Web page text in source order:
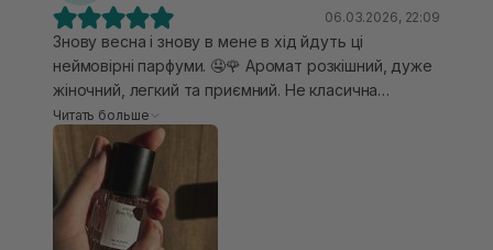
і одягнули футболку чоловіка, який до цього
пшикався своїми парфумами. Є таке в них щось
трохи "мильне". Мені здається це універсальний
аромат на всі пори року, а особливо в міжсезоння
06.03.2026, 22:09
Знову весна і знову в мене в хід йдуть ці
неймовірні парфуми. 🤤🌹 Аромат розкішний, дуже
жіночний, легкий та приємний. Не класична
троянда, а більш свіжий аромат з додаванням
спецій, ніби морозний весняний ранок в саду 😍
Настільки мені запах подобається, що мала всю
лінійку цього бренду. Дуже вабить він мене,
треба брати велику баночку і тішитись ним довго-
довго.
Читать больше